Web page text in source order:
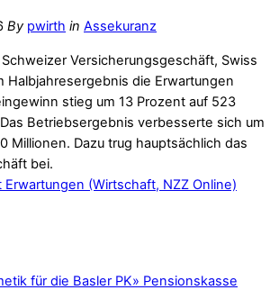
By pwirth in Assekuranz
Versicherungsgeschäft, Swiss
Halbjahresergebnis die Erwartungen
stieg um 13 Prozent auf 523
Betriebsergebnis verbesserte sich um
Millionen. Dazu trug hauptsächlich das
bei.
(Wirtschaft, NZZ Online)
für die Basler PK» Pensionskasse